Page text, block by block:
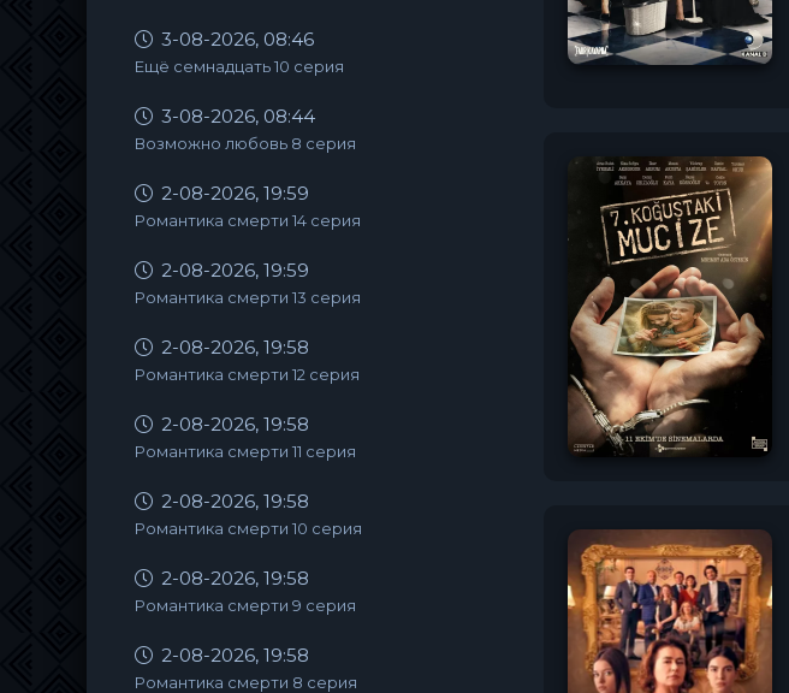
3-08-2026, 08:46
Ещё семнадцать 10 серия
3-08-2026, 08:44
Возможно любовь 8 серия
2-08-2026, 19:59
Романтика смерти 14 серия
2-08-2026, 19:59
Романтика смерти 13 серия
2-08-2026, 19:58
Романтика смерти 12 серия
2-08-2026, 19:58
Романтика смерти 11 серия
2-08-2026, 19:58
Романтика смерти 10 серия
2-08-2026, 19:58
Романтика смерти 9 серия
2-08-2026, 19:58
Романтика смерти 8 серия